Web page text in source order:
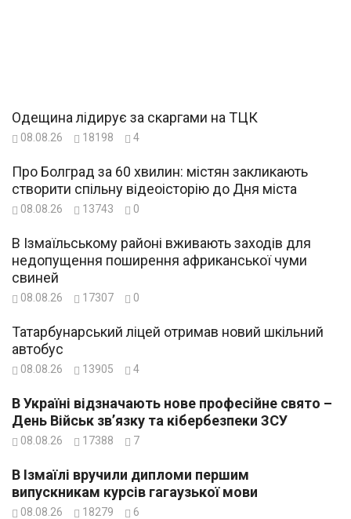
Одещина лідирує за скаргами на ТЦК
08.08.26 18198 4
Про Болград за 60 хвилин: містян закликають
створити спільну відеоісторію до Дня міста
08.08.26 13743 0
В Ізмаїльському районі вживають заходів для
недопущення поширення африканської чуми
свиней
08.08.26 17307 0
Татарбунарський ліцей отримав новий шкільний
автобус
08.08.26 13905 4
В Україні відзначають нове професійне свято –
День Військ зв’язку та кібербезпеки ЗСУ
08.08.26 17388 7
В Ізмаїлі вручили дипломи першим
випускникам курсів гагаузької мови
08.08.26 18279 6